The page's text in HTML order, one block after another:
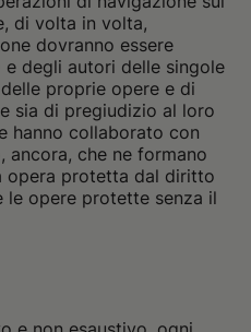
di volta in volta,
dovranno essere
degli autori delle singole
proprie opere e di
sia di pregiudizio al loro
hanno collaborato con
ancora, che ne formano
opera protetta dal diritto
opere protette senza il